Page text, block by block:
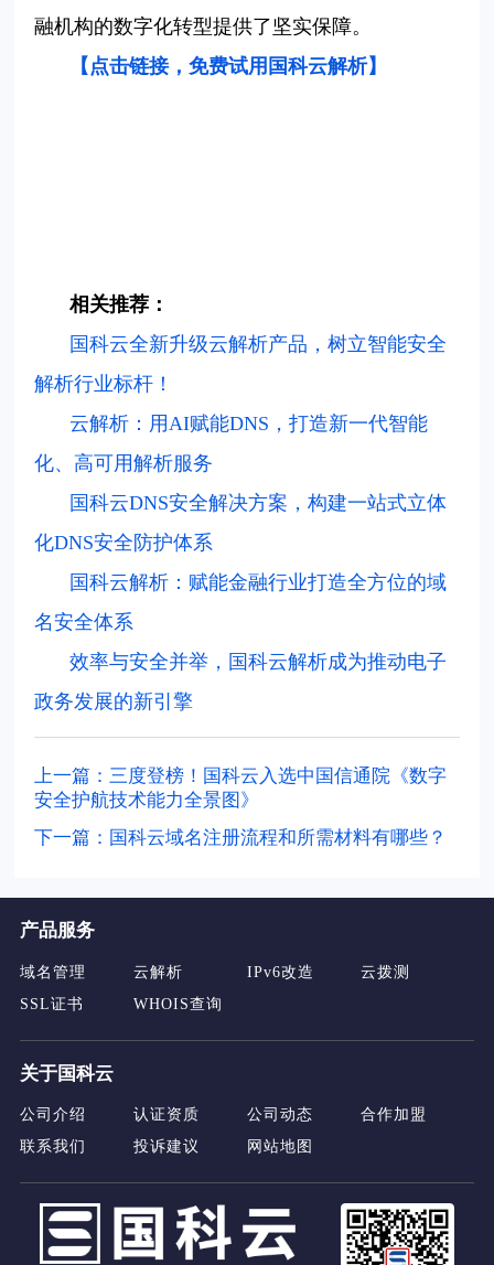
融机构的数字化转型提供了坚实保障。
【点击链接，免费试用国科云解析】
相关推荐：
国科云全新升级云解析产品，树立智能安全
解析行业标杆！
云解析：用AI赋能DNS，打造新一代智能
化、高可用解析服务
国科云DNS安全解决方案，构建一站式立体
化DNS安全防护体系
国科云解析：赋能金融行业打造全方位的域
名安全体系
效率与安全并举，国科云解析成为推动电子
政务发展的新引擎
上一篇：三度登榜！国科云入选中国信通院《数字
安全护航技术能力全景图》
下一篇：国科云域名注册流程和所需材料有哪些？
产品服务
域名管理 云解析 IPv6改造
云拨测
SSL证书
WHOIS查询
关于国科云
公司介绍 认证资质 公司动态
合作加盟
联系我们
投诉建议 网站地图